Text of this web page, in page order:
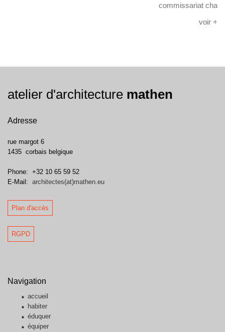
commissariat cha
voir +
atelier d'architecture mathen
Adresse
rue margot 6
1435 corbais belgique
Phone: +32 10 65 59 52
E-Mail: architectes(at)mathen.eu
Plan d'accès
RGPD
Navigation
accueil
habiter
éduquer
équiper